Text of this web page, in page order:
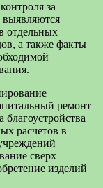
за
отдельных
а также факты
ремонт
расчетов в
сверх
изделий